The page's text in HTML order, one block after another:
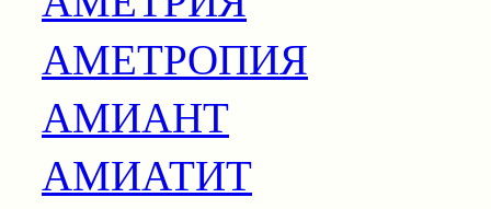
АМЕТРОПИЯ
АМИАНТ
АМИАТИТ